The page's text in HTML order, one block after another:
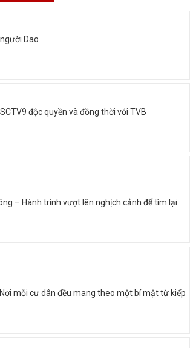
Dao
độc quyền và đồng thời với TVB
– Hành trình vượt lên nghịch cảnh để tìm lại
mỗi cư dân đều mang theo một bí mật từ kiếp